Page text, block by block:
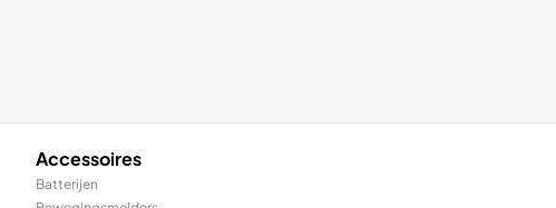
Accessoires
Batterijen